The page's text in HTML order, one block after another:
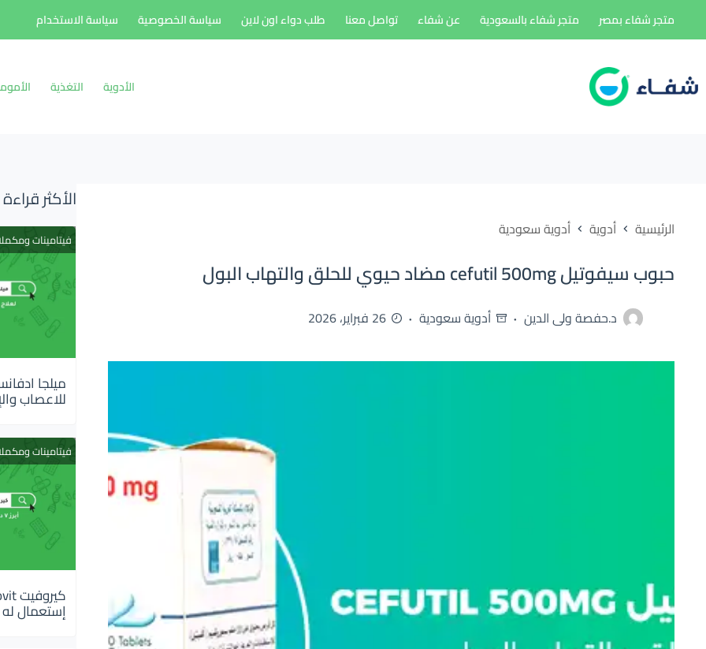
إلى
متجر شفاء بمصر متجر شفاء بالسعودية عن شفاء تواصل معنا طلب دواء اون لاين سياسة الخصوصية سياسة الاستخدام
الأدوية التغذية
الرئيسية أدوية أدوية سعودية
حبوب سيفوتيل cefutil 500mg مضاد حيوي للحلق والتهاب البول
د.حفصة ولى الدين أدوية سعودية 26 فبراير، 2026
الأكثر قراءة
فيتامينات
للاعصاب
فيتامينات
إستعمال له